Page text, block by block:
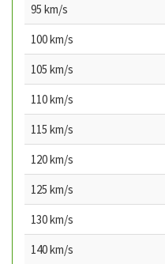
95 km/s
100 km/s
105 km/s
110 km/s
115 km/s
120 km/s
125 km/s
130 km/s
140 km/s